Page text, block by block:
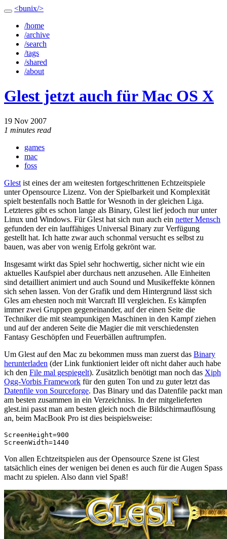
<bunix/>
/home
/archive
/search
/tags
/shared
/about
Glest jetzt auch für Mac OS X
19 Nov 2007
1 minutes read
games
mac
foss
Glest ist eines der am weitesten fortgeschrittenen Echtzeitspiele
unter Opensource Lizenz. Von der Spielbarkeit und Komplexität
spielt bestenfalls noch Battle for Wesnoth in der gleichen Liga.
Letzteres gibt es schon lange als Binary, Glest lief jedoch nur unter
Linux und Windows. Für Glest hat sich nun auch ein netter Mensch
gefunden der ein lauffähiges Universal Binary zur Verfügung
gestellt hat. Ich hatte zwar auch schonmal versucht es selbst zu
bauen, was aber von wenig Erfolg gekrönt war.
Insgesamt wirkt das Spiel sehr hochwertig, sicher nicht wie ein
aktuelles Kaufspiel aber durchaus nett anzusehen. Alle Einheiten
sind detailliert animiert und auch Sound und Musikeffekte können
sich sehen lassen. Von der Grafik und dem Hintergrund lässt sich
Gles am ehesten noch mit Warcraft III vergleichen. Es kämpfen
immer zwei Gruppen gegeneinander, auf der einen Seite die
Techniker die mit steampunkigen Maschinen in den Kampf ziehen
und auf der anderen Seite die Magier die mit verschiedensten
Fantasy Geschöpfen und Feuerbällen auftrumpfen.
Um Glest auf den Mac zu bekommen muss man zuerst das Binary
herunterladen (der Link funktioniert leider oft nicht daher auch habe
ich den File mal gespiegelt). Zusätzlich benötigt man noch das Xiph
Ogg-Vorbis Framework für den guten Ton und zu guter letzt das
Datenfile von Sourceforge. Das Binary und das Datenfile packt man
am besten zusammen in ein Verzeichniss. In der mitgelieferten
glest.ini passt man am besten gleich noch die Bildschirmauflösung
an, beim MacBook Pro ist dies beispielsweise:
ScreenHeight=900
Von allen Echtzeitspielen aus der Opensource Szene ist Glest
tatsächlich eines der wenigen bei denen es auch für die Augen Spass
macht zu spielen. Also dann viel Spaß!